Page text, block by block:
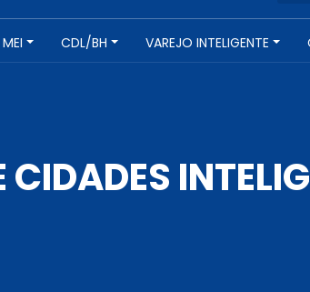
MEI CDL/BH VAREJO INTELIGENTE